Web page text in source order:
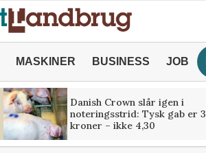
MASKINER BUSINESS JOB
Danish Crown slår igen i
noteringsstrid: Tysk gab er 3
kroner – ikke 4,30